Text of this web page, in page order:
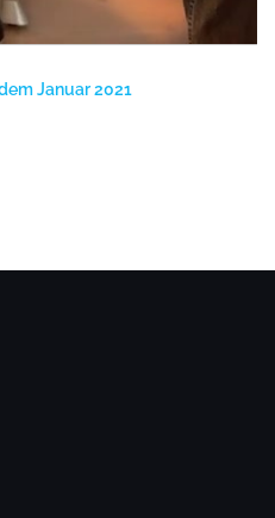
Januar 2021